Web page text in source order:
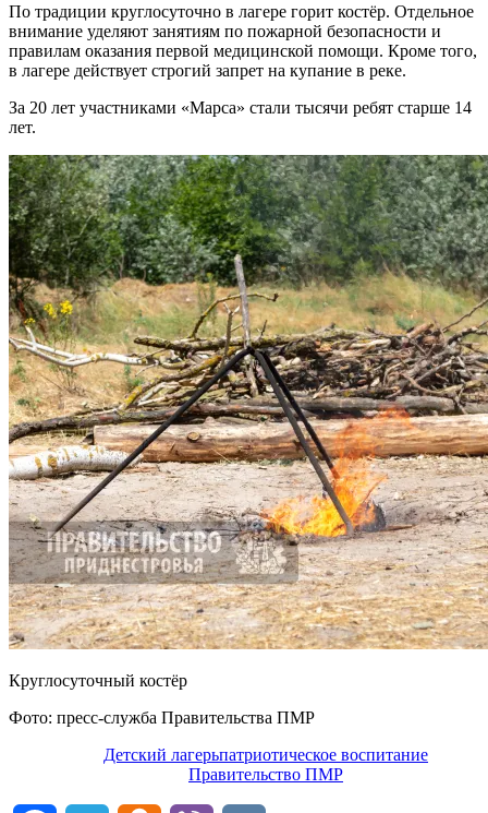
По традиции круглосуточно в лагере горит костёр. Отдельное
внимание уделяют занятиям по пожарной безопасности и
правилам оказания первой медицинской помощи. Кроме того,
в лагере действует строгий запрет на купание в реке.
За 20 лет участниками «Марса» стали тысячи ребят старше 14
лет.
Круглосуточный костёр
Фото: пресс-служба Правительства ПМР
Детский лагерьпатриотическое воспитание
Правительство ПМР